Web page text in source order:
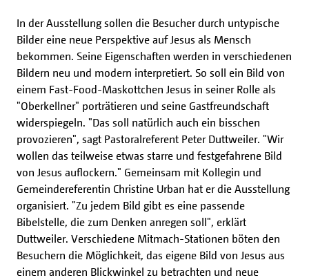
In der Ausstellung sollen die Besucher durch untypische
Bilder eine neue Perspektive auf Jesus als Mensch
bekommen. Seine Eigenschaften werden in verschiedenen
Bildern neu und modern interpretiert. So soll ein Bild von
einem Fast-Food-Maskottchen Jesus in seiner Rolle als
"Oberkellner" porträtieren und seine Gastfreundschaft
widerspiegeln. "Das soll natürlich auch ein bisschen
provozieren", sagt Pastoralreferent Peter Duttweiler. "Wir
wollen das teilweise etwas starre und festgefahrene Bild
von Jesus auflockern." Gemeinsam mit Kollegin und
Gemeindereferentin Christine Urban hat er die Ausstellung
organisiert. "Zu jedem Bild gibt es eine passende
Bibelstelle, die zum Denken anregen soll", erklärt
Duttweiler. Verschiedene Mitmach-Stationen böten den
Besuchern die Möglichkeit, das eigene Bild von Jesus aus
einem anderen Blickwinkel zu betrachten und neue